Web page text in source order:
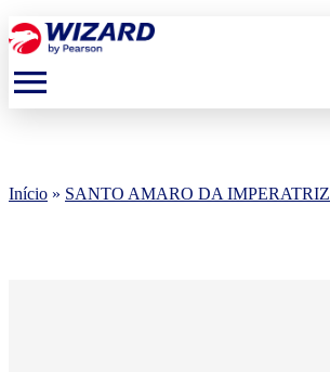
menu
Início » SANTO AMARO DA IMPERATRIZ